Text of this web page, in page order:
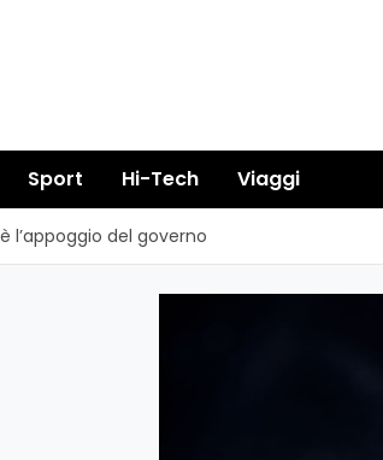
Sport Hi-Tech Viaggi
l’appoggio del governo